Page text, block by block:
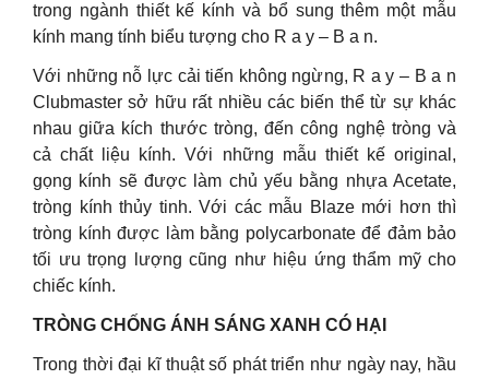
trong ngành thiết kế kính và bổ sung thêm một mẫu
kính mang tính biểu tượng cho R a y – B a n.
Với những nỗ lực cải tiến không ngừng, R a y – B a n
Clubmaster sở hữu rất nhiều các biến thể từ sự khác
nhau giữa kích thước tròng, đến công nghệ tròng và
cả chất liệu kính. Với những mẫu thiết kế original,
gọng kính sẽ được làm chủ yếu bằng nhựa Acetate,
tròng kính thủy tinh. Với các mẫu Blaze mới hơn thì
tròng kính được làm bằng polycarbonate để đảm bảo
tối ưu trọng lượng cũng như hiệu ứng thẩm mỹ cho
chiếc kính.
TRÒNG CHỐNG ÁNH SÁNG XANH CÓ HẠI
Trong thời đại kĩ thuật số phát triển như ngày nay, hầu